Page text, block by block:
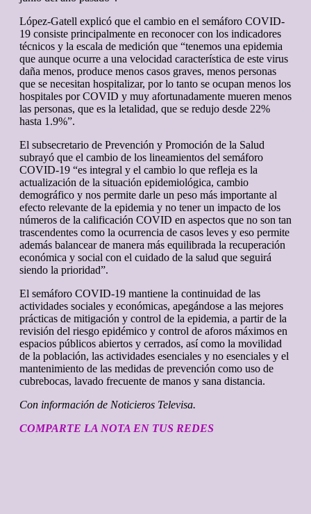
López-Gatell explicó que el cambio en el semáforo COVID-
19 consiste principalmente en reconocer con los indicadores
técnicos y la escala de medición que “tenemos una epidemia
que aunque ocurre a una velocidad característica de este virus
daña menos, produce menos casos graves, menos personas
que se necesitan hospitalizar, por lo tanto se ocupan menos los
hospitales por COVID y muy afortunadamente mueren menos
las personas, que es la letalidad, que se redujo desde 22%
hasta 1.9%”.
El subsecretario de Prevención y Promoción de la Salud
subrayó que el cambio de los lineamientos del semáforo
COVID-19 “es integral y el cambio lo que refleja es la
actualización de la situación epidemiológica, cambio
demográfico y nos permite darle un peso más importante al
efecto relevante de la epidemia y no tener un impacto de los
números de la calificación COVID en aspectos que no son tan
trascendentes como la ocurrencia de casos leves y eso permite
además balancear de manera más equilibrada la recuperación
económica y social con el cuidado de la salud que seguirá
siendo la prioridad”.
El semáforo COVID-19 mantiene la continuidad de las
actividades sociales y económicas, apegándose a las mejores
prácticas de mitigación y control de la epidemia, a partir de la
revisión del riesgo epidémico y control de aforos máximos en
espacios públicos abiertos y cerrados, así como la movilidad
de la población, las actividades esenciales y no esenciales y el
mantenimiento de las medidas de prevención como uso de
cubrebocas, lavado frecuente de manos y sana distancia.
Con información de Noticieros Televisa.
COMPARTE LA NOTA EN TUS REDES